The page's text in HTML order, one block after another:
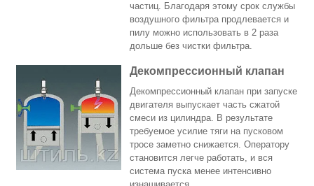
частиц. Благодаря этому срок службы
воздушного фильтра продлевается и
пилу можно использовать в 2 раза
дольше без чистки фильтра.
Декомпрессионный клапан
Декомпрессионный клапан при запуске
двигателя выпускает часть сжатой
смеси из цилиндра. В результате
требуемое усилие тяги на пусковом
тросе заметно снижается. Оператору
становится легче работать, и вся
система пуска менее интенсивно